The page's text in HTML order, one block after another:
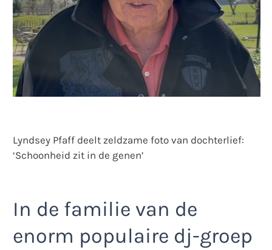
Lyndsey Pfaff deelt zeldzame foto van dochterlief:
‘Schoonheid zit in de genen’
In de familie van de
enorm populaire dj-groep